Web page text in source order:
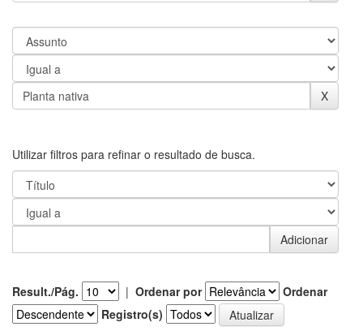
Utilizar filtros para refinar o resultado de busca.
Result./Pág. | Ordenar por
Ordenar
Registro(s)